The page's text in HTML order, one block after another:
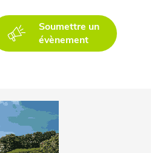
Soumettre un
évènement